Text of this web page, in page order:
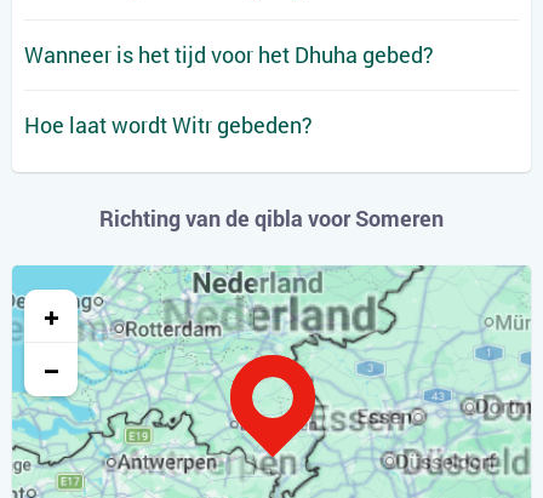
Wanneer is het tijd voor het Dhuha gebed?
Hoe laat wordt Witr gebeden?
Richting van de qibla voor Someren
+
−